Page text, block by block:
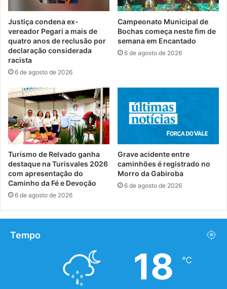
Justiça condena ex-
vereador Pegari a mais de
quatro anos de reclusão por
declaração considerada
racista
6 de agosto de 2026
Campeonato Municipal de
Bochas começa neste fim de
semana em Encantado
6 de agosto de 2026
Turismo de Relvado ganha
destaque na Turisvales 2026
com apresentação do
Caminho da Fé e Devoção
6 de agosto de 2026
Grave acidente entre
caminhões é registrado no
Morro da Gabiroba
6 de agosto de 2026
Tempo
18 ℃